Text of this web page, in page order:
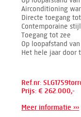
Airconditioning
Directe toegang
Contemporaine stijl
Toegang tot zee
Op loopafstand
Het hele jaar door
Ref.nr:
Prijs: € 262.000,-
Meer informatie ›››